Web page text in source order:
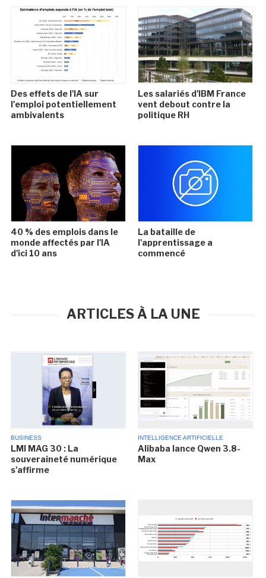
Des effets de l'IA sur
l'emploi potentiellement
ambivalents
Les salariés d'IBM France
vent debout contre la
politique RH
40 % des emplois dans le
monde affectés par l'IA
d'ici 10 ans
La bataille de
l'apprentissage a
commencé
ARTICLES À LA UNE
BUSINESS
LMI MAG 30 : La
souveraineté numérique
s'affirme
INTELLIGENCE ARTIFICIELLE
Alibaba lance Qwen 3.8-
Max